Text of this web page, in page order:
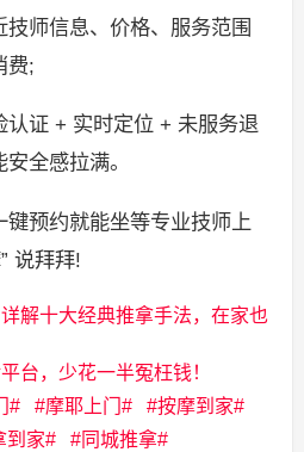
师信息、价格、服务范围
费;
证 + 实时定位 + 未服务退
全感拉满。
预约就能坐等专业技师上
说拜拜!
解十大经典推拿手法，在家也
台，少花一半冤枉钱！
摩耶上门
按摩到家
到家 同城推拿